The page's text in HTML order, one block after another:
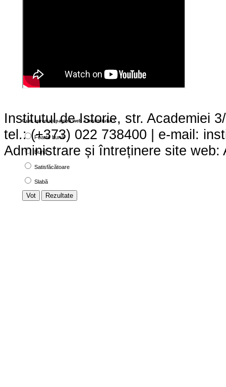
Cum apreciaţi pagina web a institutului?
Foarte bună
Bună
Satisfăcătoare
Slabă
Institutul de Istorie, str. Academiei
tel.: (+373) 022 738400 | e-mail:
Administrare și întreținere site web: